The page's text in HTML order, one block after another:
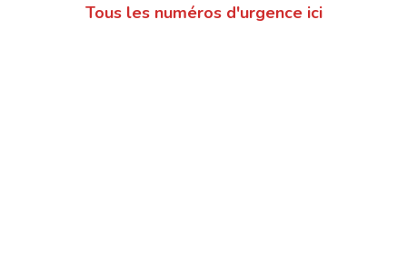
Tous les numéros d'urgence ici